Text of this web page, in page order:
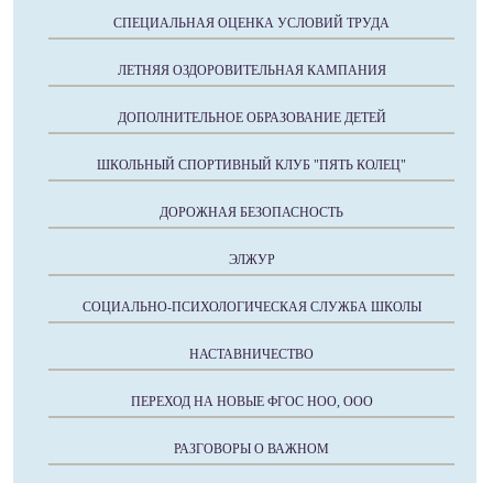
СПЕЦИАЛЬНАЯ ОЦЕНКА УСЛОВИЙ ТРУДА
ЛЕТНЯЯ ОЗДОРОВИТЕЛЬНАЯ КАМПАНИЯ
ДОПОЛНИТЕЛЬНОЕ ОБРАЗОВАНИЕ ДЕТЕЙ
ШКОЛЬНЫЙ СПОРТИВНЫЙ КЛУБ "ПЯТЬ КОЛЕЦ"
ДОРОЖНАЯ БЕЗОПАСНОСТЬ
ЭЛЖУР
СОЦИАЛЬНО-ПСИХОЛОГИЧЕСКАЯ СЛУЖБА ШКОЛЫ
НАСТАВНИЧЕСТВО
ПЕРЕХОД НА НОВЫЕ ФГОС НОО, ООО
РАЗГОВОРЫ О ВАЖНОМ